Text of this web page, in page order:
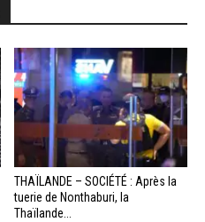
THAÏLANDE – SOCIÉTÉ : Après la
tuerie de Nonthaburi, la
Thaïlande...